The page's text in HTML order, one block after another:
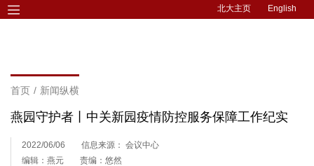
北大主页 English
首页 / 新闻纵横
燕园守护者丨中关新园疫情防控服务保障工作纪实
2022/06/06
信息来源： 会议中心
编辑：燕元
责编：悠然